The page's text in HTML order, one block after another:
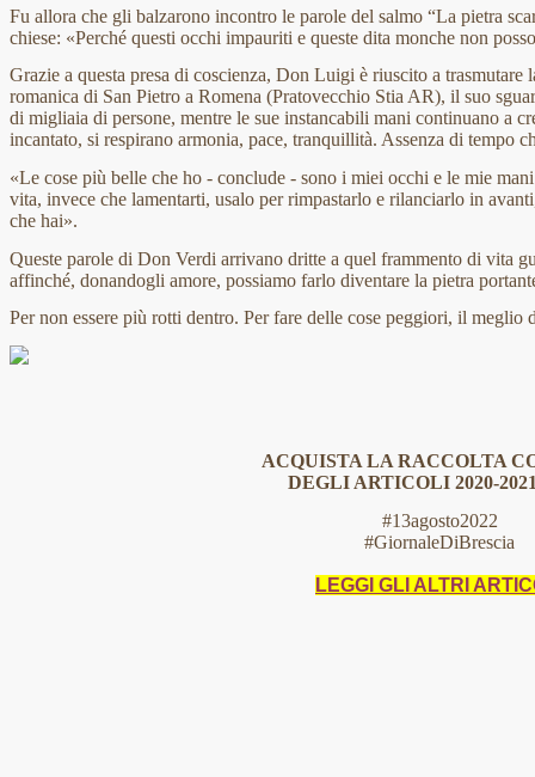
Fu allora che gli balzarono incontro le parole del salmo “La pietra
chiese: «Perché questi occhi impauriti e queste dita monche non
Grazie a questa presa di coscienza, Don Luigi è riuscito a trasmutare
romanica di San Pietro a Romena (Pratovecchio Stia AR), il suo
di migliaia di persone, mentre le sue instancabili mani continuano a
incantato, si respirano armonia, pace, tranquillità. Assenza di tempo
«Le cose più belle che ho - conclude - sono i miei occhi e le mie
vita, invece che lamentarti, usalo per rimpastarlo e rilanciarlo in
che hai».
Queste parole di Don Verdi arrivano dritte a quel frammento di vita
affinché, donandogli amore, possiamo farlo diventare la pietra
Per non essere più rotti dentro. Per fare delle cose peggiori, il meglio
ACQUISTA LA RACCOLTA
DEGLI ARTICOLI 2020-
#13agosto2022
#GiornaleDiBrescia
LEGGI GLI ALTRI